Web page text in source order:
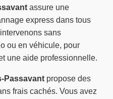
assure une
express dans tous
sans
ou en véhicule, pour
une aide professionnelle.
Passavant propose des
frais cachés. Vous avez